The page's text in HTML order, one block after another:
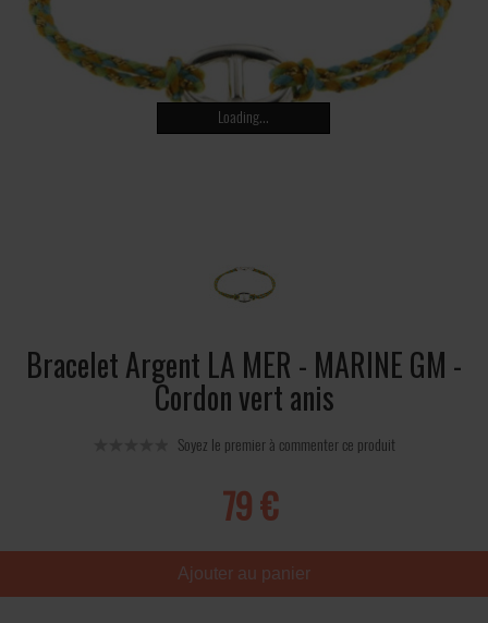
Loading...
Bracelet Argent LA MER - MARINE GM -
Cordon vert anis
Soyez le premier à commenter ce produit
79 €
Ajouter au panier